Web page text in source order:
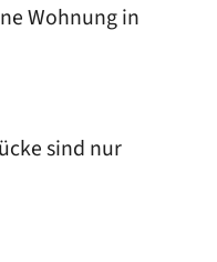
Wohnung in
sind nur